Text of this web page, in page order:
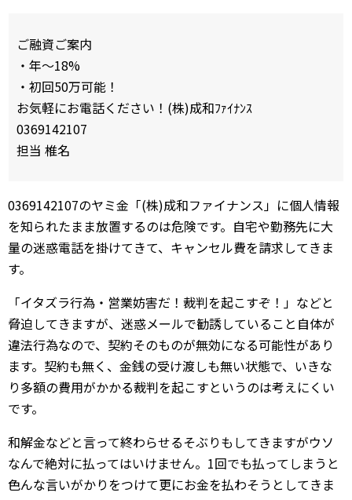
ご融資ご案内
・年〜18%
・初回50万可能！
お気軽にお電話ください！(株)成和ﾌｧｲﾅﾝｽ
0369142107
担当 椎名
0369142107のヤミ金「(株)成和ファイナンス」に個人情報
を知られたまま放置するのは危険です。自宅や勤務先に大
量の迷惑電話を掛けてきて、キャンセル費を請求してきま
す。
「イタズラ行為・営業妨害だ！裁判を起こすぞ！」などと
脅迫してきますが、迷惑メールで勧誘していること自体が
違法行為なので、契約そのものが無効になる可能性があり
ます。契約も無く、金銭の受け渡しも無い状態で、いきな
り多額の費用がかかる裁判を起こすというのは考えにくい
です。
和解金などと言って終わらせるそぶりもしてきますがウソ
なんで絶対に払ってはいけません。1回でも払ってしまうと
色んな言いがかりをつけて更にお金を払わそうとしてきま